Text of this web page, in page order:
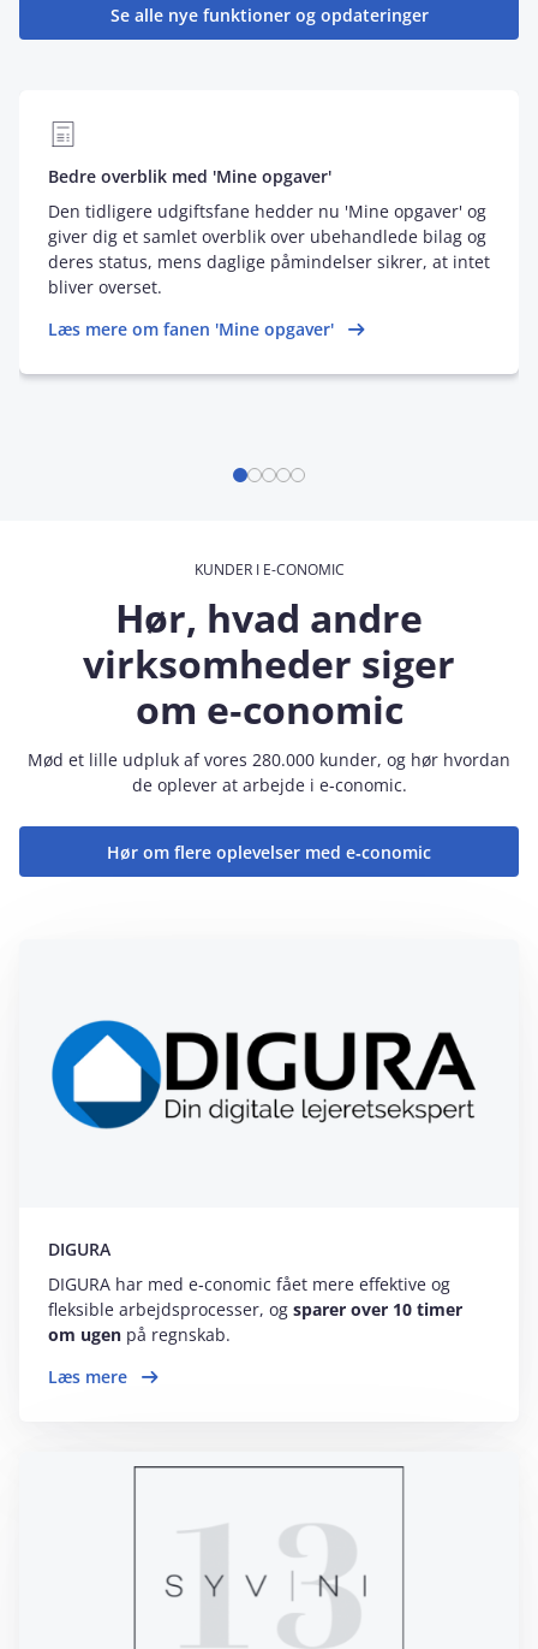
Se alle nye funktioner og opdateringer
Bedre overblik med 'Mine opgaver'
Den tidligere udgiftsfane hedder nu 'Mine opgaver' og
giver dig et samlet overblik over ubehandlede bilag og
deres status, mens daglige påmindelser sikrer, at intet
bliver overset.
Læs mere om fanen 'Mine opgaver'
KUNDER I E-CONOMIC
Hør, hvad andre
virksomheder siger
om e‑conomic
Mød et lille udpluk af vores 280.000 kunder, og hør hvordan
de oplever at arbejde i e‑conomic.
Hør om flere oplevelser med e‑conomic
DIGURA
DIGURA har med e‑conomic fået mere effektive og
fleksible arbejdsprocesser, og sparer over 10 timer
om ugen på regnskab.
Læs mere